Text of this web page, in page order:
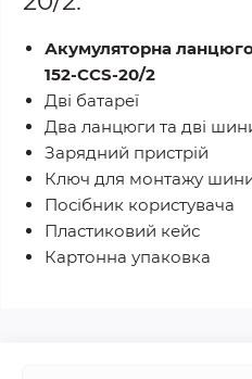
Акумуляторна
152-CCS-20/2
Дві батареї
Два ланцюги та дві
Зарядний пристрій
Ключ для монтажу
Посібник користувача
Пластиковий кейс
Картонна упаковка